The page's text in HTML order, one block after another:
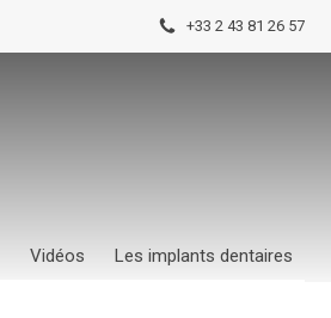
+33 2 43 81 26 57
Vidéos Les implants dentaires